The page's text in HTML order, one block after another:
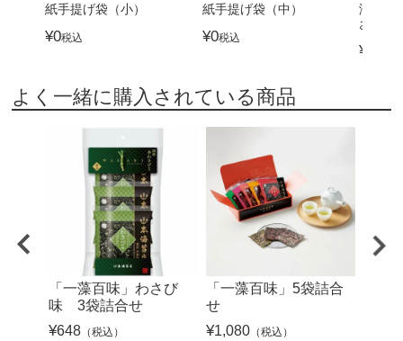
紙手提げ袋（小）
¥0税込
紙手提げ袋（中）
¥0税込
海苔を
お吸物
¥
よく一緒に購入されている商品
「一藻百味」わさび
味 3袋詰合せ
¥648（税込）
「一藻百味」5袋詰合
せ
¥1,080（税込）